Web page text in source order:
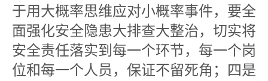
于用大概率思维应对小概率事件，要全
面强化安全隐患大排查大整治，切实将
安全责任落实到每一个环节，每一个岗
位和每一个人员，保证不留死角；四是